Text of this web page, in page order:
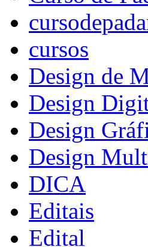
cursos
Design de
Design
Design
Design
DICA
Editais
Edital